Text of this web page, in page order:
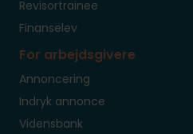
Revisortrainee
Finanselev
For arbejdsgivere
Annoncering
Indryk annonce
Vidensbank